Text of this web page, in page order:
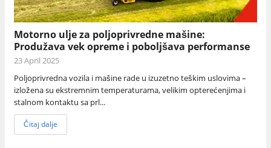
Motorno ulje za poljoprivredne mašine:
Produžava vek opreme i poboljšava performanse
23 April 2025
Poljoprivredna vozila i mašine rade u izuzetno teškim uslovima –
izložena su ekstremnim temperaturama, velikim opterećenjima i
stalnom kontaktu sa prl...
Čitaj dalje